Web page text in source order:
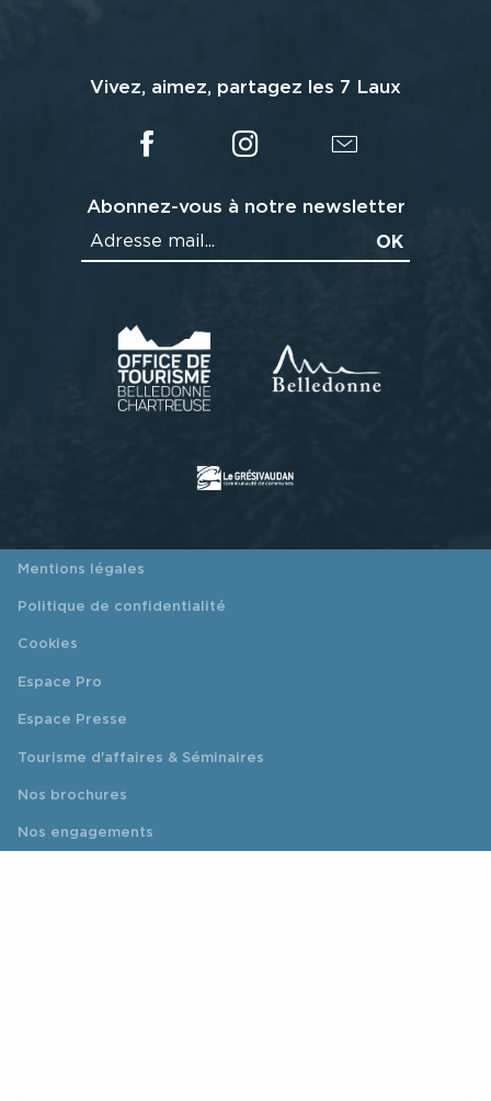
Vivez, aimez, partagez les 7 Laux
Abonnez-vous à notre newsletter
Mentions légales
Politique de confidentialité
Cookies
Espace Pro
Espace Presse
Tourisme d'affaires & Séminaires
Nos brochures
Nos engagements